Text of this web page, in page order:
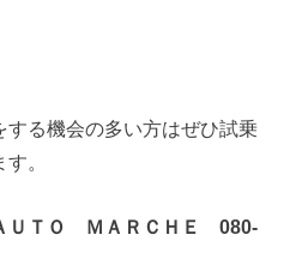
る機会の多い方はぜひ試乗
。
ＵＴＯ ＭＡＲＣＨＥ 080-